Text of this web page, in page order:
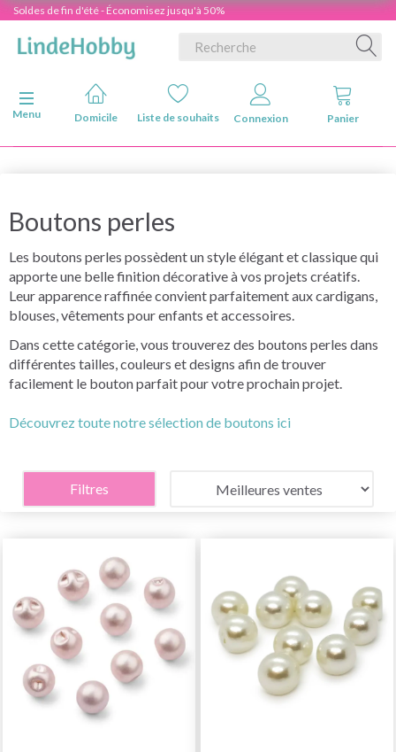
Soldes de fin d'été - Économisez jusqu'à 50%
Basculer la navigation
Menu
Domicile Liste de souhaits Connexion Panier
Boutons perles
Les boutons perles possèdent un style élégant et classique qui
apporte une belle finition décorative à vos projets créatifs.
Leur apparence raffinée convient parfaitement aux cardigans,
blouses, vêtements pour enfants et accessoires.
Dans cette catégorie, vous trouverez des boutons perles dans
différentes tailles, couleurs et designs afin de trouver
facilement le bouton parfait pour votre prochain projet.
Découvrez toute notre sélection de boutons ici
Filtres